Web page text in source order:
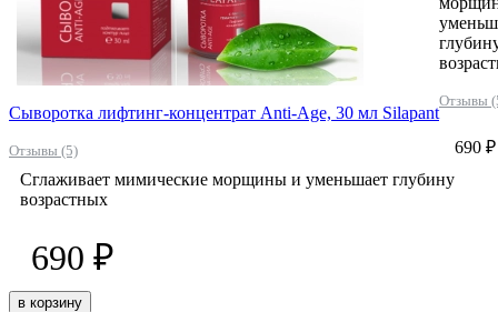
Сыворотка лифтинг-концентрат Anti-Age, 30 мл Silapant
Отзывы (5)
Отзывы
690 ₽
Сглаживает мимические морщины и уменьшает глубину
возрастных
690 ₽
в корзину